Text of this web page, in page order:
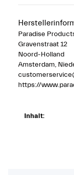
Paradise
Gravenstraat 12
Noord-Holland
Amsterdam,
https://
Inhalt: